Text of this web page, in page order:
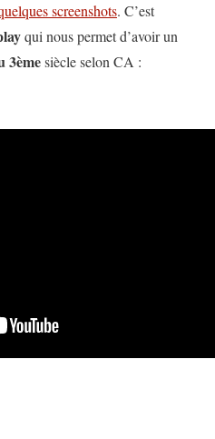
screenshots. C’est
qui nous permet d’avoir un
3èmesiècle selon CA :